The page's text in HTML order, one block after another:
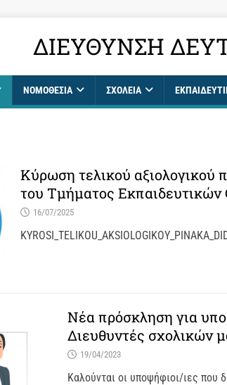
ΔΙΕΎΘΥΝΣΗ
ΝΟΜΟΘΕΣΙΑ ΣΧΟΛΕΊΑ
Κύρωση τελικού
του Τμήματος
16/07/2025
Νέα πρόσκληση για
Διευθυντές σχολικών
19/04/2023
Καλούνται οι υποψήφιοι/ιες που